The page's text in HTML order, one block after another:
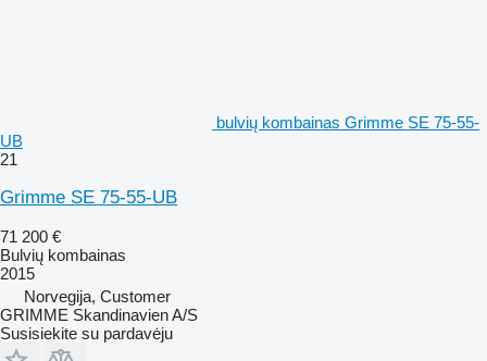
bulvių kombainas Grimme SE 75-55-
UB
21
Grimme SE 75-55-UB
71 200 €
Bulvių kombainas
2015
Norvegija, Customer
GRIMME Skandinavien A/S
Susisiekite su pardavėju